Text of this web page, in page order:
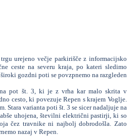
urejeno večje parkirišče z informacijsko
ceste na severu kraja, po kateri sledimo
gozdni poti se povzpnemo na razgleden
na pot št. 3, ki je z vrha kar malo skrita v
cesto, ki povezuje Repen s krajem Voglje.
Stara varianta poti št. 3 se sicer nadaljuje na
uhojena, številni električni pastirji, ki so
čez travnike ni najbolj dobrodošla. Zato
nazaj v Repen.